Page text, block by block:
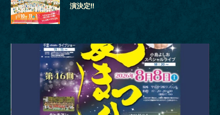
演決定‼